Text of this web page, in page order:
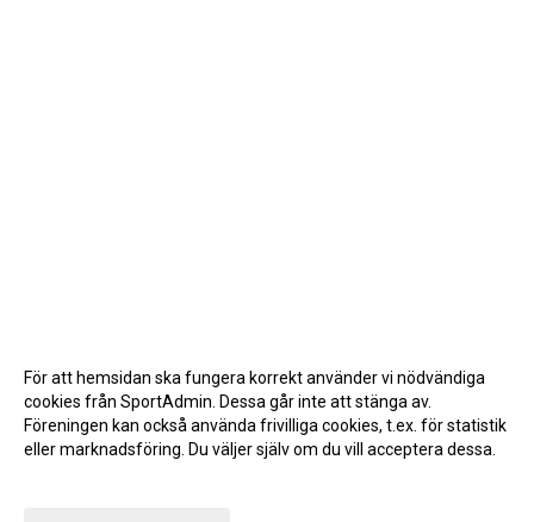
För att hemsidan ska fungera korrekt använder vi nödvändiga
cookies från SportAdmin. Dessa går inte att stänga av.
Föreningen kan också använda frivilliga cookies, t.ex. för statistik
eller marknadsföring. Du väljer själv om du vill acceptera dessa.